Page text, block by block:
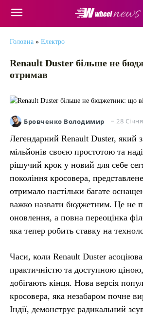
Головна » Електро
Renault Duster більше не
отримав
Бровченко Володимир 28
Легендарний Renault Duster, який
мільйонів своєю простотою та
рішучий крок у новий для себе
покоління кросовера,
отримало настільки багате
важко назвати бюджетним. Це не
оновлення, а повна переоцінка
яка тепер робить ставку на
Часи, коли Renault Duster
практичністю та доступною
добігають кінця. Нова версія
кросовера, яка незабаром почне
Індії, демонструє радикальний